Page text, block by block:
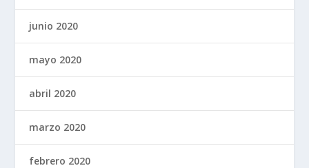
junio 2020
mayo 2020
abril 2020
marzo 2020
febrero 2020